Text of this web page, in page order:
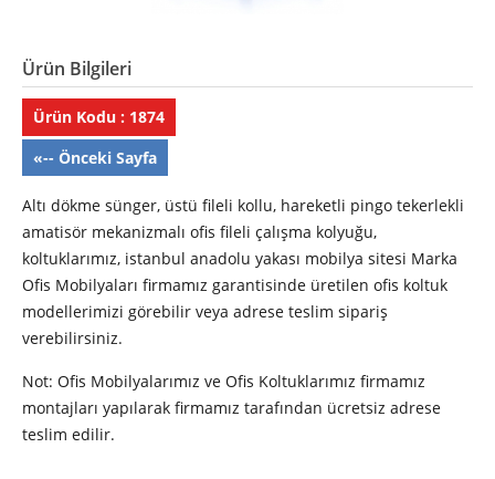
Ürün Bilgileri
Ürün Kodu : 1874
«-- Önceki Sayfa
Altı dökme sünger, üstü fileli kollu, hareketli pingo tekerlekli
amatisör mekanizmalı ofis fileli çalışma kolyuğu,
koltuklarımız, istanbul anadolu yakası mobilya sitesi Marka
Ofis Mobilyaları firmamız garantisinde üretilen ofis koltuk
modellerimizi görebilir veya adrese teslim sipariş
verebilirsiniz.
Not: Ofis Mobilyalarımız ve Ofis Koltuklarımız firmamız
montajları yapılarak firmamız tarafından ücretsiz adrese
teslim edilir.